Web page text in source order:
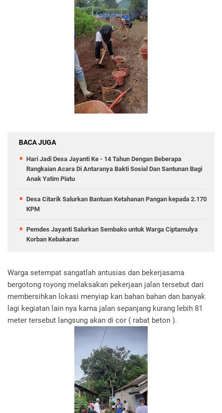
BACA JUGA
Hari Jadi Desa Jayanti Ke - 14 Tahun Dengan Beberapa
Rangkaian Acara Di Antaranya Bakti Sosial Dan Santunan Bagi
Anak Yatim Piatu
Desa Citarik Salurkan Bantuan Ketahanan Pangan kepada 2.170
KPM
Pemdes Jayanti Salurkan Sembako untuk Warga Ciptamulya
Korban Kebakaran
Warga setempat sangatlah antusias dan bekerjasama
bergotong royong melaksakan pekerjaan jalan tersebut dari
membersihkan lokasi menyiap kan bahan bahan dan banyak
lagi kegiatan lain nya karna jalan sepanjang kurang lebih 81
meter tersebut langsung akan di cor ( rabat beton ).